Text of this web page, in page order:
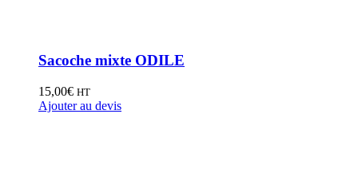
Sacoche mixte ODILE
15,00€ HT
Ajouter au devis